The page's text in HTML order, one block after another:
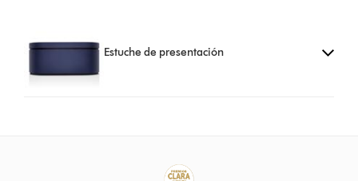
Estuche de presentación